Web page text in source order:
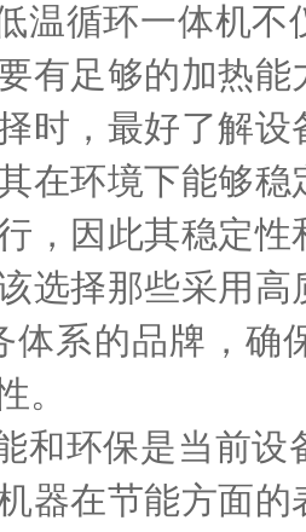
循环一体机不
有足够的加热
时，最好了解
在环境下能够
，因此其稳定
选择那些采用
体系的品牌，确
。
环保是当前设
器在节能方面